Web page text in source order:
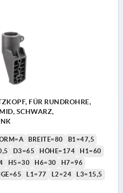
FÜR RUNDROHRE,
SCHWARZ,
BREITE=80
B1=47,5
D3=65 HÖHE=174
H1=60
H5=30 H6=30
H7=96
L1=77 L2=24
L3=15,5